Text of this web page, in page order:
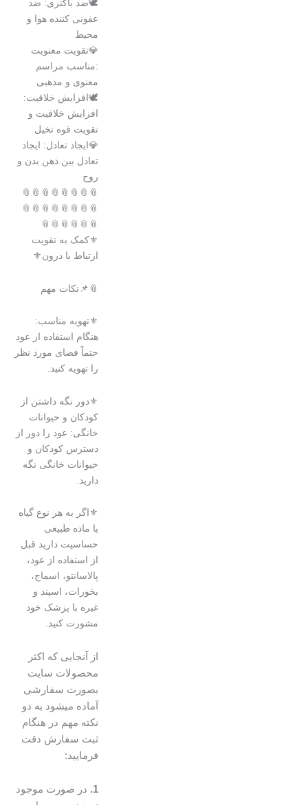
🕊️ضد باکتری: ضد
عفونی کننده هوا و
💎تقویت معنویت
:مناسب مراسم
معنوی و مذهبی
🕊️افزایش خلاقیت:
افزایش خلاقیت و
تقویت قوه تخیل
💎ايجاد تعادل: ايجاد
تعادل بین ذهن بدن و
📎📎📎📎📎📎📎📎
📎📎📎📎📎📎📎📎
📎📎📎📎📎📎
⚜️کمک به تقویت
ارتباط با درون⚜️
📎📌نکات مهم
⚜️تهویه مناسب:
هنگام استفاده از عود
حتماً فضای مورد نظر
را تهویه کنید.
⚜️دور نگه داشتن از
کودکان و حیوانات
خانگی: عود را دور از
دسترس کودکان و
حیوانات خانگی نگه
⚜️اگر به هر نوع گیاه
یا ماده طبیعی
حساسیت دارید قبل
از استفاده از عود،
پالاسانتو، اسماج،
بخورات، اسپند و
غیره با پزشک خود
مشورت کنید.
از آنجایی که اکثر
محصولات سایت
بصورت سفارشی
آماده میشود به دو
نکته مهم در هنگام
ثبت سفارش دقت
فرمایید:
در صورت موجود